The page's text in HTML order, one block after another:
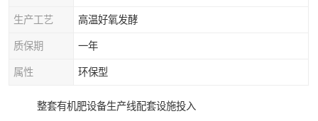
生产工艺 高温好氧发酵
质保期 一年
属性 环保型
整套有机肥设备生产线配套设施投入